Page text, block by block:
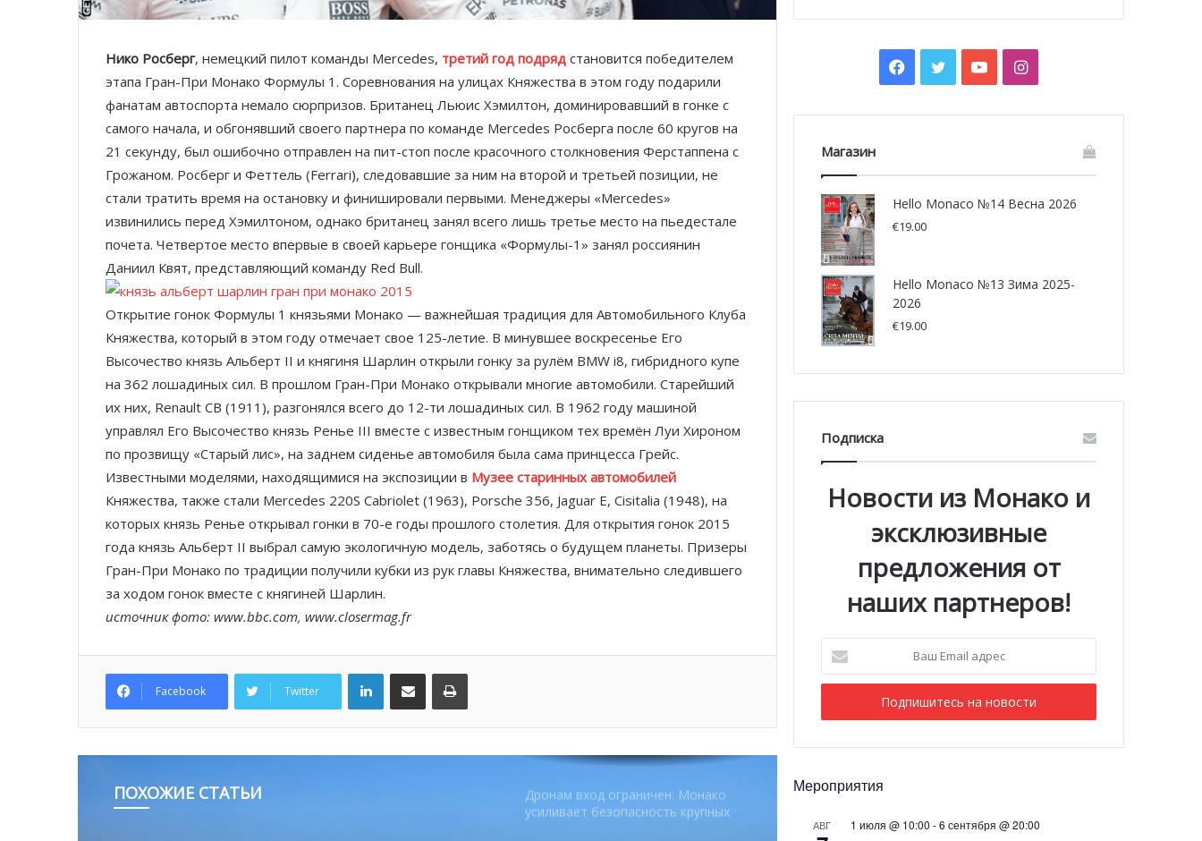
Нико Росберг, немецкий пилот команды Mercedes, третий год подряд становится победителем
этапа Гран-При Монако Формулы 1. Соревнования на улицах Княжества в этом году подарили
фанатам автоспорта немало сюрпризов. Британец Льюис Хэмилтон, доминировавший в гонке с
самого начала, и обгонявший своего партнера по команде Mercedes Росберга после 60 кругов на
21 секунду, был ошибочно отправлен на пит-стоп после красочного столкновения Ферстаппена с
Грожаном. Росберг и Феттель (Ferrari), следовавшие за ним на второй и третьей позиции, не
стали тратить время на остановку и финишировали первыми. Менеджеры «Mercedes»
извинились перед Хэмилтоном, однако британец занял всего лишь третье место на пьедестале
почета. Четвертое место впервые в своей карьере гонщика «Формулы-1» занял россиянин
Даниил Квят, представляющий команду Red Bull.
Открытие гонок Формулы 1 князьями Монако — важнейшая традиция для Автомобильного Клуба
Княжества, который в этом году отмечает свое 125-летие. В минувшее воскресенье Его
Высочество князь Альберт II и княгиня Шарлин открыли гонку за рулём BMW i8, гибридного купе
на 362 лошадиных сил. В прошлом Гран-При Монако открывали многие автомобили. Старейший
их них, Renault CB (1911), разгонялся всего до 12-ти лошадиных сил. В 1962 году машиной
управлял Его Высочество князь Ренье III вместе с известным гонщиком тех времён Луи Хироном
по прозвищу «Старый лис», на заднем сиденье автомобиля была сама принцесса Грейс.
Известными моделями, находящимися на экспозиции в Музее старинных автомобилей
Княжества, также стали Mercedes 220S Cabriolet (1963), Porsche 356, Jaguar E, Cisitalia (1948), на
которых князь Ренье открывал гонки в 70-е годы прошлого столетия. Для открытия гонок 2015
года князь Альберт II выбрал самую экологичную модель, заботясь о будущем планеты. Призеры
Гран-При Монако по традиции получили кубки из рук главы Княжества, внимательно следившего
за ходом гонок вместе с княгиней Шарлин.
источник фото: www.bbc.com, www.closermag.fr
Facebook Twitter
LinkedInПоделиться по электронной почте Распечатать
ПОХОЖИЕ СТАТЬИ
Князь Альбер II и Принцесса
Шарлен посетили 77-й Бал
Красного Креста Монако
Шарль Леклер вновь в борьбе:
Ferrari набирает скорость перед
паузой
SBM и Be Safe Monaco продлили
партнёрство ради безопасных
летних ночей
усиливает безопасность крупных
Facebook
TwitterYouTubeInstagram
Магазин
Hello Monaco №14 Весна 2026
€19.00
Hello Monaco №13 Зима 2025-
2026
€19.00
Подписка
Новости из Монако и
эксклюзивные
предложения от
наших партнеров!
Email
адрес
Мероприятия
АВГ 1 июля @ 10:00 -6 сентября @ 20:00